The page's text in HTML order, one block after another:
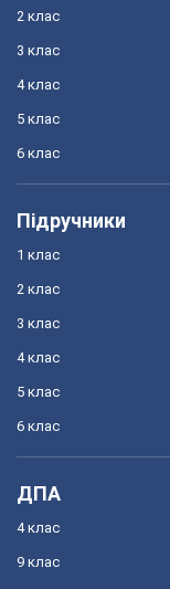
2 клас
3 клас
4 клас
5 клас
6 клас
Підручники
1 клас
2 клас
3 клас
4 клас
5 клас
6 клас
ДПА
4 клас
9 клас